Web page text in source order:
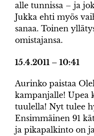
alle tunnissa – ja
Jukka ehti myös
sanaa. Toinen
omistajansa.
15.4.2011 – 10:41
Aurinko paistaa
kampanjalle! Upea
tuulella! Nyt tulee
Ensimmäinen 91
ja pikapalkinto on